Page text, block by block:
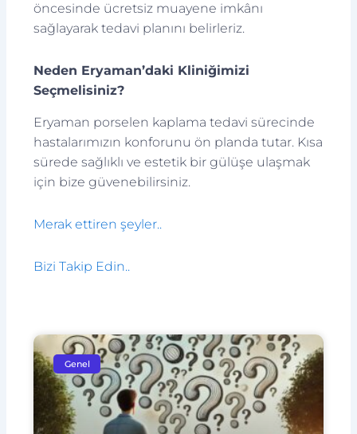
öncesinde ücretsiz muayene imkânı
sağlayarak tedavi planını belirleriz.
Neden Eryaman’daki Kliniğimizi
Seçmelisiniz?
Eryaman porselen kaplama tedavi sürecinde
hastalarımızın konforunu ön planda tutar. Kısa
sürede sağlıklı ve estetik bir gülüşe ulaşmak
için bize güvenebilirsiniz.
Merak ettiren şeyler..
Bizi Takip Edin..
Genel